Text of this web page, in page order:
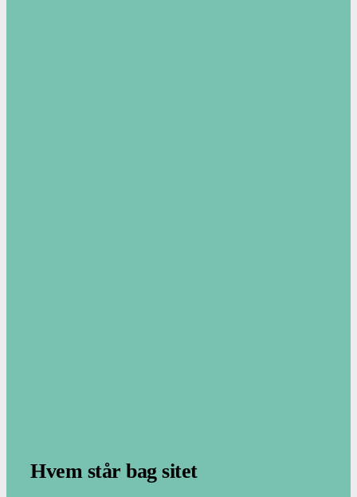
Hvem står bag sitet